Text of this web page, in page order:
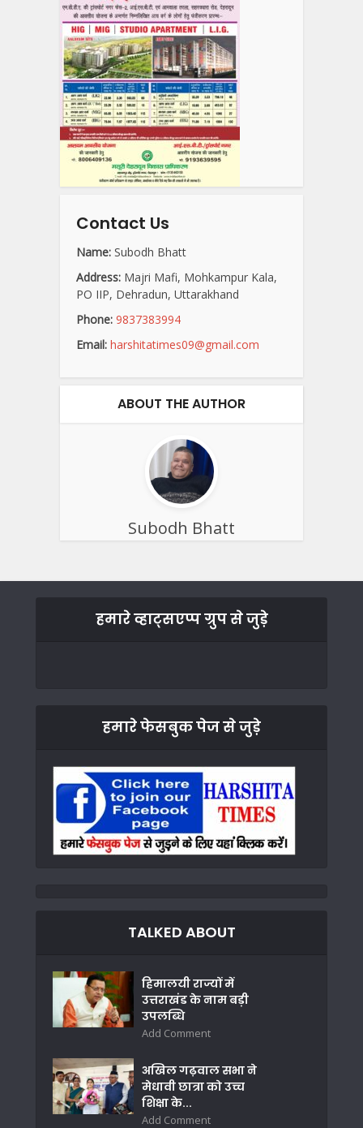
Contact Us
Name: Subodh Bhatt
Address: Majri Mafi, Mohkampur Kala,
PO IIP, Dehradun, Uttarakhand
Phone: 9837383994
Email: harshitatimes09@gmail.com
ABOUT THE AUTHOR
Subodh Bhatt
हमारे व्हाट्सएप्प ग्रुप से जुड़े
हमारे फेसबुक पेज से जुड़े
TALKED ABOUT
हिमालयी राज्यों में
उत्तराखंड के नाम बड़ी
उपलब्धि
Add Comment
अखिल गढ़वाल सभा ने
मेधावी छात्रा को उच्च
शिक्षा के...
Add Comment